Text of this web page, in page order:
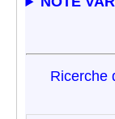
Ricerche